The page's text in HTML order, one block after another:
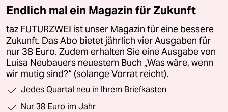
Endlich mal ein Magazin für Zukunft
taz FUTURZWEI ist unser Magazin für eine bessere
Zukunft. Das Abo bietet jährlich vier Ausgaben für
nur 38 Euro. Zudem erhalten Sie eine Ausgabe von
Luisa Neubauers neuestem Buch „Was wäre, wenn
wir mutig sind?“ (solange Vorrat reicht).
Jedes Quartal neu in Ihrem Briefkasten
Nur 38 Euro im Jahr